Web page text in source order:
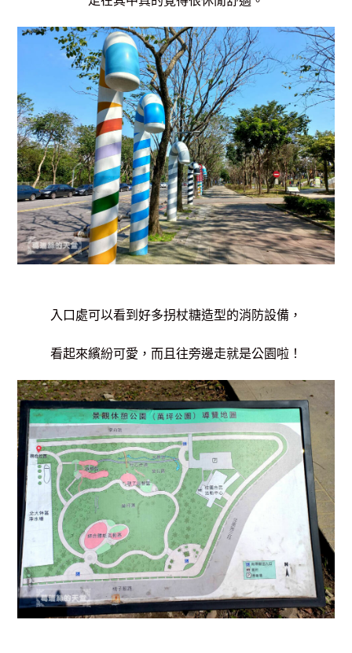
入口處可以看到好多拐杖糖造型的消防設備，
看起來繽紛可愛，而且往旁邊走就是公園啦！